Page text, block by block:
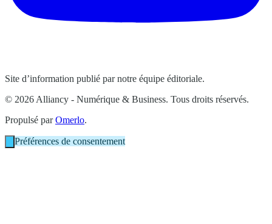
Site d’information publié par notre équipe éditoriale.
© 2026 Alliancy - Numérique & Business. Tous droits réservés.
Propulsé parOmerlo.
Préférences de consentement